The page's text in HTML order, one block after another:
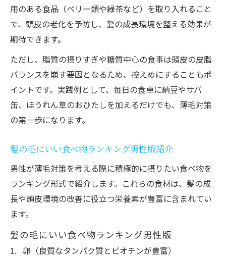
用のある食品（ベリー類や緑茶など）を取り入れること
で、頭皮の老化を予防し、髪の成長環境を整える効果が
期待できます。
ただし、脂質の摂りすぎや糖質中心の食事は頭皮の皮脂
バランスを崩す要因となるため、控えめにすることもポ
イントです。実践例として、毎日の食卓に納豆やサバ
缶、ほうれん草のおひたしを加えるだけでも、薄毛対策
の第一歩になります。
髪の毛にいい食べ物ランキング男性版紹介
男性が薄毛対策を考える際に積極的に摂りたい食べ物を
ランキング形式で紹介します。これらの食材は、髪の成
長や頭皮環境の改善に役立つ栄養素が豊富に含まれてい
ます。
髪の毛にいい食べ物ランキング男性版
卵（良質なタンパク質とビオチンが豊富）